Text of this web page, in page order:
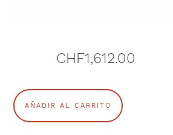
CHF1,612.00
V
O
AÑADIR AL CARRITO